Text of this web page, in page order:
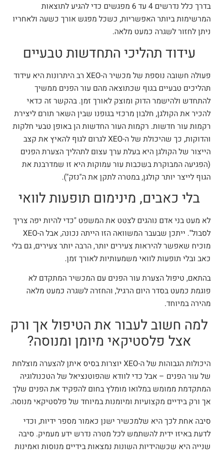
בדרך כלל נדרשים 4 עד 6 מפגשים כדי להגיע לתוצאות
המרשימות ביותר האפשריות, כשכל מפגש אורך כשעה ולאחריו
ניתן לחזור לשגרה כמעט מלאה.
עידוד תהליכי התחדשות טבעיים
פעולה חשובה נוספת של מכשיר ה-XEO רב היתרונות היא עידוד
תהליכים טבעיים בגוף שכתוצאה מהם עור הפנים ממשיך
להתחדש ולהישמר הדוק ומוצק לאורך זמן. בהקשר זה כדאי
להכיר את הקולגן, חלבון מרכזי בגופנו שבין השאר תורם ליצירת
רקמות עור חדשות. רקמות העור החדשות הן באופן טבעי חלקות
והדוקות, כך שהיכולת של ה-XEO לגרום לגוף להאיץ את קצב
הייצור של הקולגן היא בעלת ערך עצום לתהליך הצערת הפנים
(הפגיעה המבוקרת בשכבות עור עמוקות היא זו שמדרבנת את
הגוף לייצר יותר קולגן, במטרה לתקן את ה"נזק").
בלי כאבים, מינימום תופעות לוואי
לא מעט בני אדם נוהגים לצטט את המשפט "כדי להיות יפה צריך
לסבול". ייתכן שבעבר המשוואה הזו הייתה נכונה, אבל ה-XEO
מוכיח שאפשר להיראות צעירים יותר, הרבה יותר צעירים, גם בלי
כאב ובלי תופעות לוואי משמעותיות לאורך זמן.
בהתאם, טיפול הצערת עור הפנים עם המכשיר המתקדם לא
פוגמת כמעט בסדר היום הרגיל, והחזרה לשגרה כמעט מלאה
מהירה במיוחד.
למה חשוב לעבור את הטיפול אך ורק
אצל פלסטיקאי מיומן ומנוסה?
היכולות הגבוהות של ה-XEO יוצרות בסיס איתן להצערה מוצלחת
של עור הפנים – אבל כדי לוודא שהפוטנציאל של הטכנולוגיה
המתקדמת ממומש במלואו מומלץ בחום להפקיד את הפנים שלך
אך ורק בידיים מקצועיות ומיומנות במיוחד של פלסטיקאי מנוסה.
סיבה אחת לכך היא שלמכשיר ישנן כאמור מספר ידיות, וכדי
לדעת באיזו ידית להשתמש לכל מטרה נדרש ידע מעמיק. סיבה
שנייה היא שכשהידיות השונות נמצאות בידיים מנוסות ואמינות